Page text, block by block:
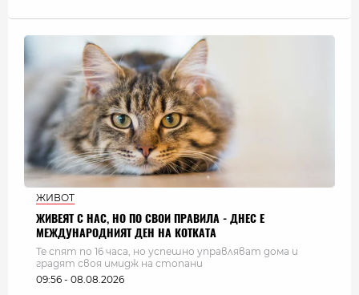
ЖИВОТ
ЖИВЕЯТ С НАС, НО ПО СВОИ ПРАВИЛА - ДНЕС Е
МЕЖДУНАРОДНИЯТ ДЕН НА КОТКАТА
Те спят по 16 часа, но успешно управляват дома и
градят своя имидж на стопани
09:56 - 08.08.2026